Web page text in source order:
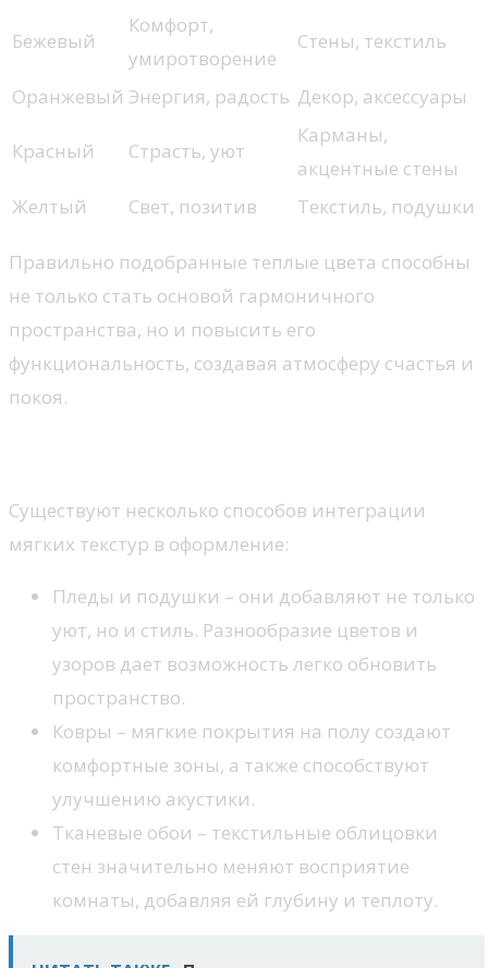
Бежевый
Комфорт,
умиротворение
Стены, текстиль
Оранжевый Энергия, радость Декор, аксессуары
Красный Страсть, уют
Карманы,
акцентные стены
Желтый
Свет, позитив Текстиль, подушки
Правильно подобранные теплые цвета способны
не только стать основой гармоничного
пространства, но и повысить его
функциональность, создавая атмосферу счастья и
покоя.
Существуют несколько способов интеграции
мягких текстур в оформление:
Пледы и подушки – они добавляют не только
уют, но и стиль. Разнообразие цветов и
узоров дает возможность легко обновить
пространство.
Ковры – мягкие покрытия на полу создают
комфортные зоны, а также способствуют
улучшению акустики.
Тканевые обои – текстильные облицовки
стен значительно меняют восприятие
комнаты, добавляя ей глубину и теплоту.